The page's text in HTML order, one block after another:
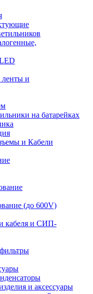
и
на батарейках
и Кабели
(до 600V)
кабеля и СИП-
и аксессуары